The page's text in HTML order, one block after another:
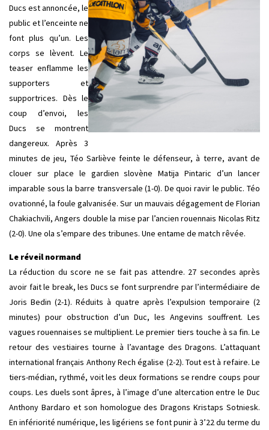
Ducs est annoncée, le
public et l’enceinte ne
font plus qu’un. Les
corps se lèvent. Le
teaser enflamme les
supporters et
supportrices. Dès le
coup d’envoi, les
Ducs se montrent
dangereux. Après 3
minutes de jeu, Téo Sarliève feinte le défenseur, à terre, avant de
clouer sur place le gardien slovène Matija Pintaric d’un lancer
imparable sous la barre transversale (1-0). De quoi ravir le public. Téo
ovationné, la foule galvanisée. Sur un mauvais dégagement de Florian
Chakiachvili, Angers double la mise par l’ancien rouennais Nicolas Ritz
(2-0). Une ola s’empare des tribunes. Une entame de match rêvée.
Le réveil normand
La réduction du score ne se fait pas attendre. 27 secondes après
avoir fait le break, les Ducs se font surprendre par l’intermédiaire de
Joris Bedin (2-1). Réduits à quatre après l’expulsion temporaire (2
minutes) pour obstruction d’un Duc, les Angevins souffrent. Les
vagues rouennaises se multiplient. Le premier tiers touche à sa fin. Le
retour des vestiaires tourne à l’avantage des Dragons. L’attaquant
international français Anthony Rech égalise (2-2). Tout est à refaire. Le
tiers-médian, rythmé, voit les deux formations se rendre coups pour
coups. Les duels sont âpres, à l’image d’une altercation entre le Duc
Anthony Bardaro et son homologue des Dragons Kristaps Sotniesk.
En infériorité numérique, les ligériens se font punir à 3’22 du terme du